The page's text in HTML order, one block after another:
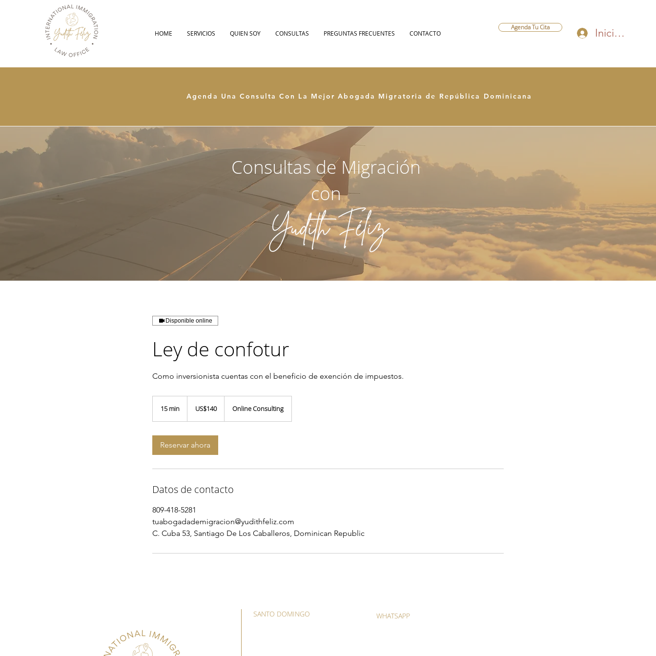
Agenda Tu Cita Iniciar sesión
HOME SERVICIOS QUIEN SOY CONSULTAS PREGUNTAS FRECUENTES CONTACTO
Agenda Una Consulta Con La Mejor Abogada Migratoria de República Dominicana
Consultas de Migración
con
Disponible online
Ley de confotur
Como inversionista cuentas con el beneficio de exención de impuestos.
15 min
m
i
n
estadounidenses
US$140 Online Consulting
Reservar ahora
Datos de contacto
809-418-5281
tuabogadademigracion@yudithfeliz.com
C. Cuba 53, Santiago De Los Caballeros, Dominican Republic
WHATSAPP
SANTO DOMINGO